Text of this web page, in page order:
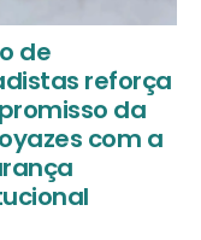
de
reforça
da
com a